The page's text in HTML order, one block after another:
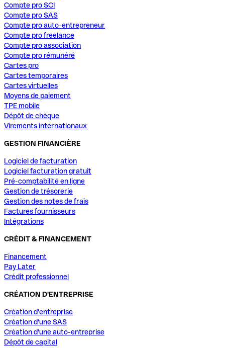
Compte pro SCI
Compte pro SAS
Compte pro auto-entrepreneur
Compte pro freelance
Compte pro association
Compte pro rémunéré
Cartes pro
Cartes temporaires
Cartes virtuelles
Moyens de paiement
TPE mobile
Dépôt de chèque
Virements internationaux
GESTION FINANCIÈRE
Logiciel de facturation
Logiciel facturation gratuit
Pré-comptabilité en ligne
Gestion de trésorerie
Gestion des notes de frais
Factures fournisseurs
Intégrations
CRÈDIT & FINANCEMENT
Financement
Pay Later
Crédit professionnel
CRÉATION D'ENTREPRISE
Création d'entreprise
Création d'une SAS
Création d'une auto-entreprise
Dépôt de capital